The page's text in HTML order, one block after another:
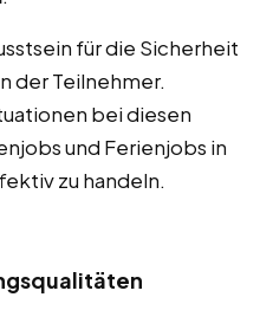
für die Sicherheit
der Teilnehmer.
bei diesen
und Ferienjobs in
zu handeln.